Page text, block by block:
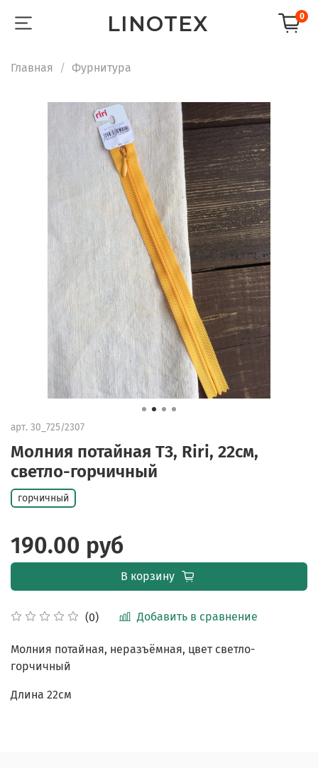
LINOTEX 0
Главная Фурнитура
арт. 30_725/2307
Молния потайная Т3, Riri, 22см,
светло-горчичный
(0) Добавить в сравнение
горчичный
190.00 руб
В корзину
Молния потайная, неразъёмная, цвет светло-
горчичный
Длина 22см